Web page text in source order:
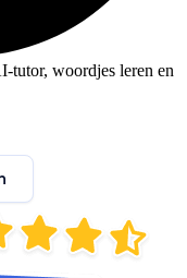
tutor, woordjes leren en